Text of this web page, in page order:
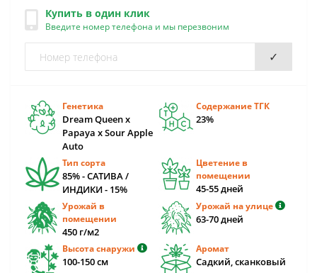
Купить в один клик
Введите номер телефона и мы перезвоним
✓
Генетика
Dream Queen x
Papaya x Sour Apple
Auto
Содержание ТГК
23%
Тип сорта
85% - САТИВА /
ИНДИКИ - 15%
Цветение в
помещении
45-55 дней
Урожай в
помещении
450 г/м2
Урожай на улице
63-70 дней
Высота снаружи
100-150 см
Аромат
Садкий, сканковый